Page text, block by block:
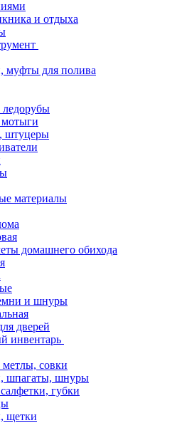
и отдыха
муфты для полива
штуцеры
материалы
домашнего обихода
и шнуры
дверей
инвентарь
совки
шпагаты, шнуры
губки
щетки